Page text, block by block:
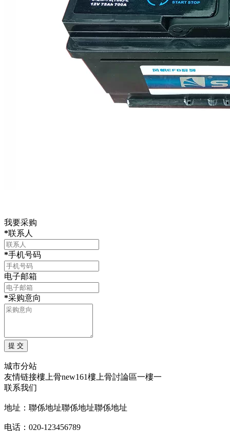
我要采购
*联系人
*手机号码
电子邮箱
*采购意向
城市分站
友情链接樓上骨new161樓上骨討論區一樓一
联系我们
地址：聯係地址聯係地址聯係地址
电话：020-123456789